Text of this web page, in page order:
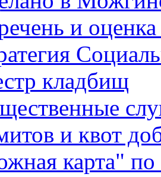
и
кладбищ
и квот
карта"